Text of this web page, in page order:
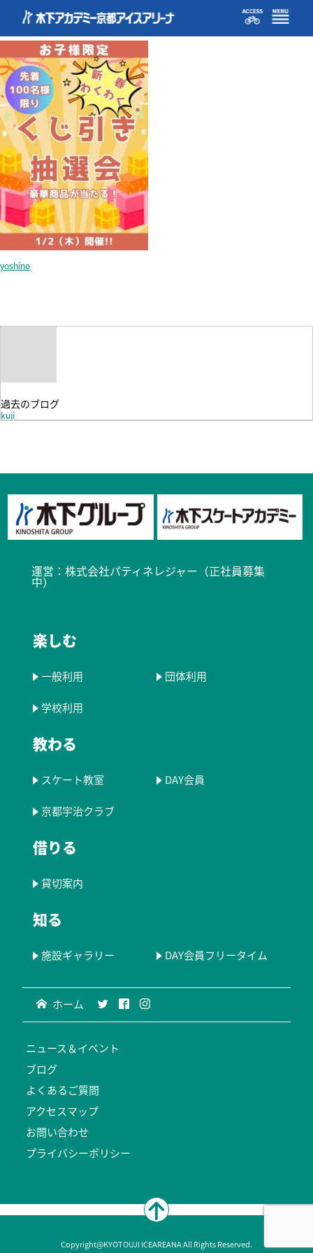
kuji
yoshino
過去のブログ
kuji
運営： 株式会社パティネレジャー（正社員募集
中）​
楽しむ
一般利用 団体利用
学校利用
教わる
スケート教室 DAY会員
京都宇治クラブ
借りる
貸切案内
知る
施設ギャラリー DAY会員フリータイム
ホーム
ニュース＆イベント
ブログ
よくあるご質問
アクセスマップ
お問い合わせ
プライバシーポリシー
Copyright@KYOTOUJI ICEAREANA All Rights Reserved.